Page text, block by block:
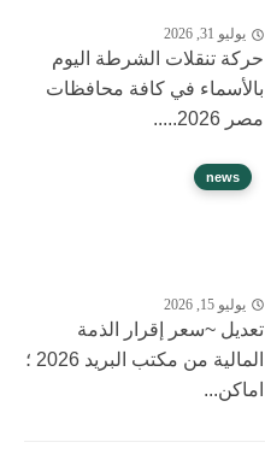
يوليو 31, 2026
حركة تنقلات الشرطة اليوم
بالأسماء في كافة محافظات
مصر 2026.....
news
يوليو 15, 2026
تعديل ~سعر إقرار الذمة
المالية من مكتب البريد 2026 ؛
اماكن...